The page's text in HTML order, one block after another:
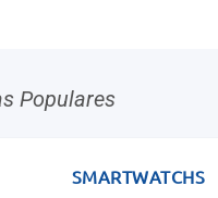
Populares
SMARTWATCHS